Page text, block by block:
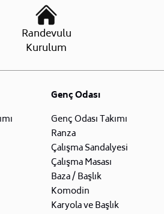
Randevulu
Kurulum
Genç Odası
Genç Odası Takımı
Ranza
Çalışma Sandalyesi
Çalışma Masası
Baza / Başlık
Komodin
Karyola ve Başlık